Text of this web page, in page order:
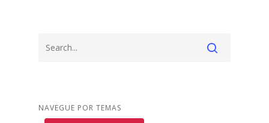
NAVEGUE POR TEMAS